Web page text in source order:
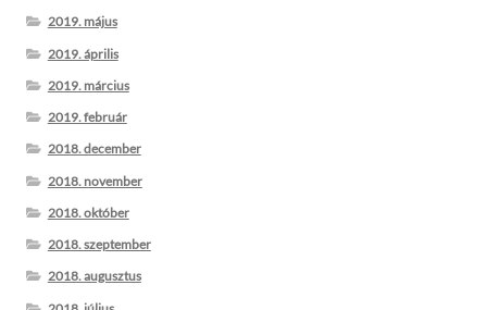
2019. május
2019. április
2019. március
2019. február
2018. december
2018. november
2018. október
2018. szeptember
2018. augusztus